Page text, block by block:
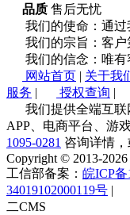
品质 售后无忧
我们的使命：通过
我们的宗旨：客户
我们的信念：唯有
网站首页 | 关于我
服务 | 授权查询 |
我们提供全端互联
APP、电商平台、游
1095-0281 咨询详情，
Copyright © 2013-
工信部备案： 皖ICP备
34019102000119号 |
二CMS